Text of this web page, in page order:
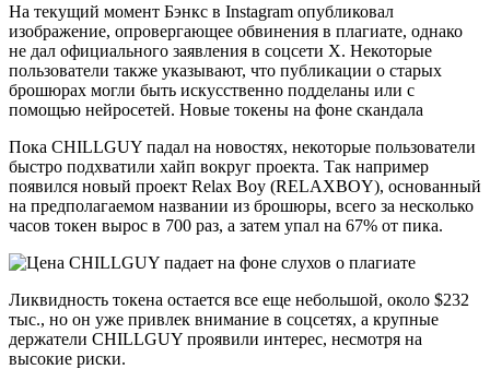
На текущий момент Бэнкс в Instagram опубликовал
изображение, опровергающее обвинения в плагиате, однако
не дал официального заявления в соцсети X. Некоторые
пользователи также указывают, что публикации о старых
брошюрах могли быть искусственно подделаны или с
помощью нейросетей. Новые токены на фоне скандала
Пока CHILLGUY падал на новостях, некоторые пользователи
быстро подхватили хайп вокруг проекта. Так например
появился новый проект Relax Boy (RELAXBOY), основанный
на предполагаемом названии из брошюры, всего за несколько
часов токен вырос в 700 раз, а затем упал на 67% от пика.
Ликвидность токена остается все еще небольшой, около $232
тыс., но он уже привлек внимание в соцсетях, а крупные
держатели CHILLGUY проявили интерес, несмотря на
высокие риски.